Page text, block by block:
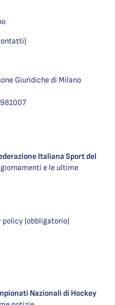
Giuridiche di Milano
Italiana Sport del
e le ultime
(obbligatorio)
Nazionali di Hockey